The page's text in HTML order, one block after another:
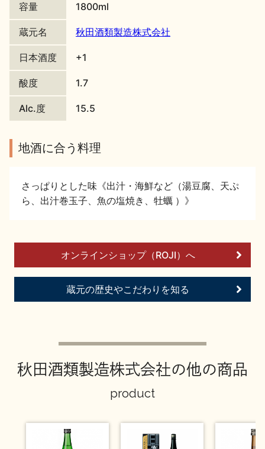
日本酒の楽しみ方特集
地酒・イベント情報
季節の商品 イベント情報
地酒蔵元会WEB展示会 地酒蔵元会利酒会
地酒蔵元会とは
お問い合わせ
容量 1800ml
蔵元名 秋田酒類製造株式会社
日本酒度 +1
酸度 1.7
Alc.度 15.5
地酒に合う料理
さっぱりとした味《出汁・海鮮など（湯豆腐、天ぷ
ら、出汁巻玉子、魚の塩焼き、牡蠣 ）》
オンラインショップ（ROJI）へ
蔵元の歴史やこだわりを知る
秋田酒類製造株式会社の他の商品
product